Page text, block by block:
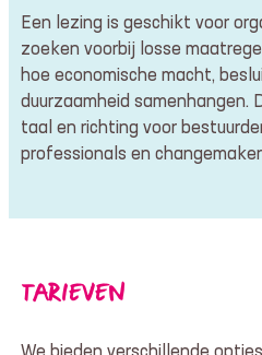
Een lezing is geschikt voor
zoeken voorbij losse
hoe economische macht,
duurzaamheid samenhangen.
taal en richting voor
professionals en
TARIEVEN
We bieden verschillende